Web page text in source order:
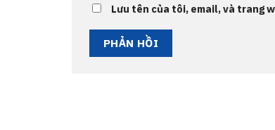
Lưu tên của tôi, email, và trang